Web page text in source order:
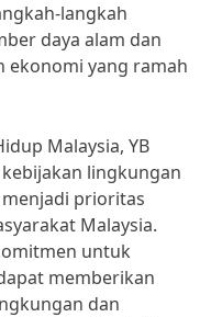
langkah
daya alam dan
yang ramah
Malaysia, YB
lingkungan
prioritas
Malaysia.
untuk
memberikan
dan